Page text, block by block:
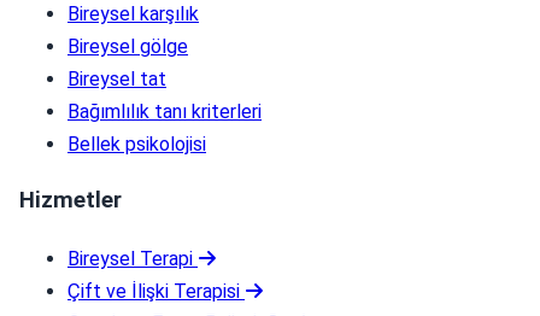
Bireysel karşılık
Bireysel gölge
Bireysel tat
Bağımlılık tanı kriterleri
Bellek psikolojisi
Hizmetler
Bireysel Terapi
Çift ve İlişki Terapisi